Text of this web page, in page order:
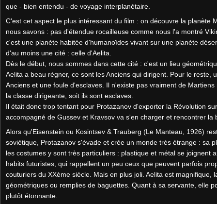
que - bien entendu - de voyage interplanétaire.
C'est cet aspect le plus intéressant du film : on découvre la planète
nous savons : pas d'étendue rocailleuse comme nous l'a montré
c'est une planète habitée d'humanoïdes vivant sur une planète
d'au moins une cité : celle d'Aelita.
Dès le début, nous sommes dans cette cité : c'est un lieu
Aelita a beau régner, ce sont les Anciens qui dirigent. Pour le reste,
Anciens et une foule d'esclaves. Il n'existe pas vraiment de
la classe dirigeante, soit ils sont esclaves.
Il était donc trop tentant pour Protazanov d'exporter la Révolution
accompagné de Gussev et Kravsov va s'en charger et rencontrer la
Alors qu'Eisenstein ou Kosintsev & Trauberg (Le Manteau, 1926)
soviétique, Protazanov s'évade et crée un monde très étrange : sa
les costumes y sont très particuliers : plastique et métal se joignent
habits futuristes, qui rappellent un peu ceux que peuvent parfois
couturiers du XXème siècle. Mais en plus joli. Aelita est magnifique,
géométriques ou remplies de baguettes. Quant à sa servante, elle
plutôt étonnante.